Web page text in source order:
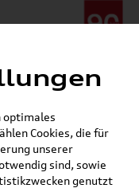
- 13:00 Uhr
- 13:00 Uhr
optimales
Cookies, die für
unserer
sind, sowie
genutzt